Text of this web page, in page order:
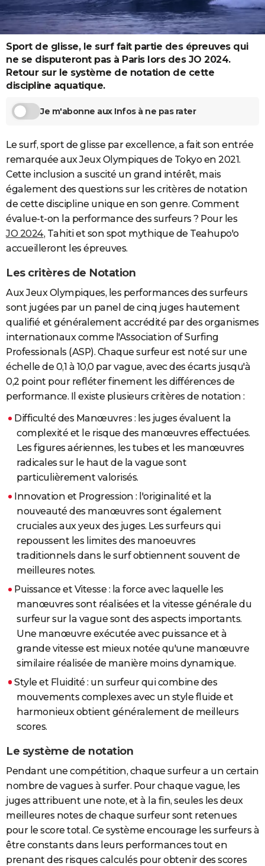
Destinations
City break
Voyage nature
Voyage de noces
Forum
Climat
+
PHOTO
BONS PLANS
CARTE DE VOEUX
Carte de Noël
Carte Bonne année
Carte Saint-Valentin
Carte Pâques
Carte d'anniversaire
DICTIONNAIRE
COPAINS D'AVANT
S'inscrire
Se connecter
Lycées
Collèges
Primaires
Universités
Entreprises
Service militaire
Avis de recherche
FORUM
Sport de glisse, le surf fait partie des épreuves qui
ne se disputeront pas à Paris lors des JO 2024.
Retour sur le système de notation de cette
discipline aquatique.
Je m'abonne aux Infos à ne pas rater
Le surf, sport de glisse par excellence, a fait son entrée
remarquée aux Jeux Olympiques de Tokyo en 2021.
Cette inclusion a suscité un grand intérêt, mais
également des questions sur les critères de notation
de cette discipline unique en son genre. Comment
évalue-t-on la performance des surfeurs ? Pour les
JO 2024, Tahiti et son spot mythique de Teahupo'o
accueilleront les épreuves.
Les critères de Notation
Aux Jeux Olympiques, les performances des surfeurs
sont jugées par un panel de cinq juges hautement
qualifié et généralement accrédité par des organismes
internationaux comme l'Association of Surfing
Professionals (ASP). Chaque surfeur est noté sur une
échelle de 0,1 à 10,0 par vague, avec des écarts jusqu'à
0,2 point pour refléter finement les différences de
performance. Il existe plusieurs critères de notation :
Difficulté des Manœuvres : les juges évaluent la
complexité et le risque des manœuvres effectuées.
Les figures aériennes, les tubes et les manœuvres
radicales sur le haut de la vague sont
particulièrement valorisés.
Innovation et Progression : l'originalité et la
nouveauté des manœuvres sont également
cruciales aux yeux des juges. Les surfeurs qui
repoussent les limites des manoeuvres
traditionnels dans le surf obtiennent souvent de
meilleures notes.
Puissance et Vitesse : la force avec laquelle les
manœuvres sont réalisées et la vitesse générale du
surfeur sur la vague sont des aspects importants.
Une manœuvre exécutée avec puissance et à
grande vitesse est mieux notée qu'une manœuvre
similaire réalisée de manière moins dynamique.
Style et Fluidité : un surfeur qui combine des
mouvements complexes avec un style fluide et
harmonieux obtient généralement de meilleurs
scores.
Le système de notation
Pendant une compétition, chaque surfeur a un certain
nombre de vagues à surfer. Pour chaque vague, les
juges attribuent une note, et à la fin, seules les deux
meilleures notes de chaque surfeur sont retenues
pour le score total. Ce système encourage les surfeurs à
être constants dans leurs performances tout en
prenant des risques calculés pour obtenir des scores